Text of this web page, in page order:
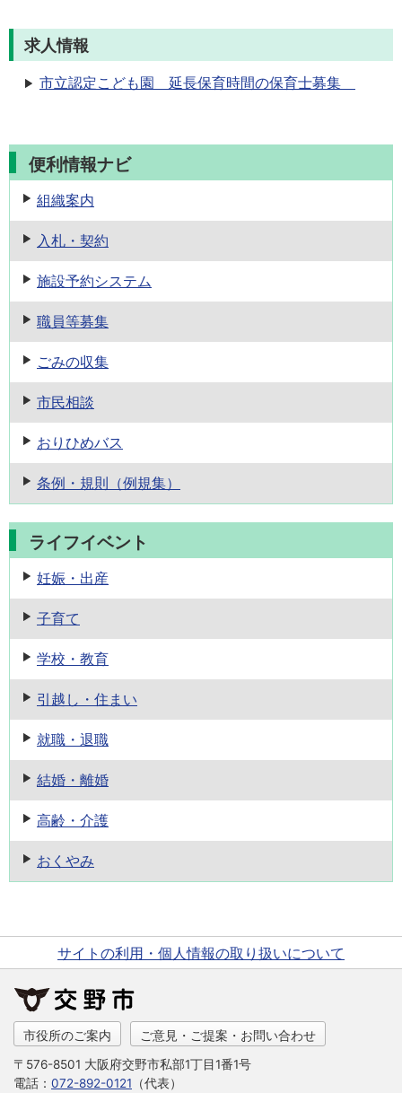
求人情報
市立認定こども園 延長保育時間の保育士募集
便利情報ナビ
組織案内
入札・契約
施設予約システム
職員等募集
ごみの収集
市民相談
おりひめバス
条例・規則 （例規集）
ライフイベント
妊娠・出産
子育て
学校・教育
引越し・住まい
就職・退職
結婚・離婚
高齢・介護
おくやみ
サイトの利用・個人情報の取り扱いについて
市役所のご案内 ご意見・ご提案・お問い合わせ
〒576-8501 大阪府交野市私部1丁目1番1号
電話： 072-892-0121 （代表）